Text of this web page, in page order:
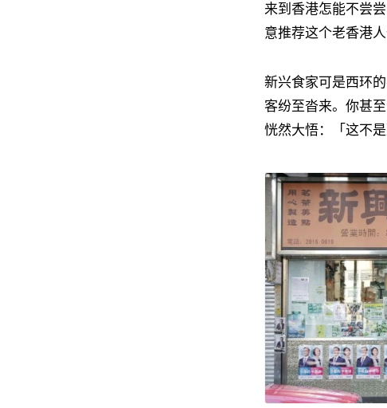
来到香港怎能不尝
意推荐这个老香港
新兴食家可是西环
客纷至沓来。你甚
恍然大悟：「这不是